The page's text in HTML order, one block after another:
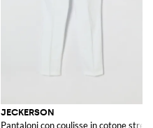
JECKERSON
Pantaloni con coulisse in cotone